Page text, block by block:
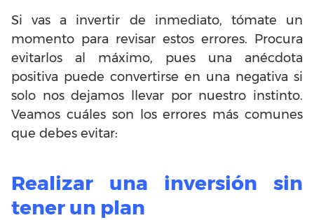
Si vas a invertir de inmediato, tómate un
momento para revisar estos errores. Procura
evitarlos al máximo, pues una anécdota
positiva puede convertirse en una negativa si
solo nos dejamos llevar por nuestro instinto.
Veamos cuáles son los errores más comunes
que debes evitar:
Realizar una inversión sin
tener un plan